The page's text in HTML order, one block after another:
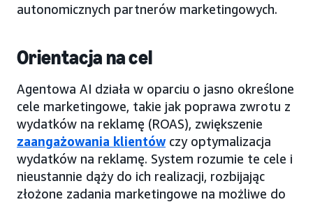
autonomicznych partnerów marketingowych.
Orientacja na cel
Agentowa AI działa w oparciu o jasno określone
cele marketingowe, takie jak poprawa zwrotu z
wydatków na reklamę (ROAS), zwiększenie
zaangażowania klientówczy optymalizacja
wydatków na reklamę. System rozumie te cele i
nieustannie dąży do ich realizacji, rozbijając
złożone zadania marketingowe na możliwe do